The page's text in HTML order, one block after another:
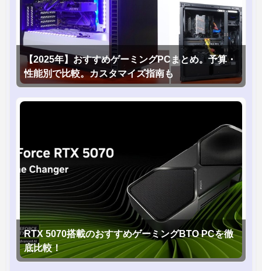
【2025年】おすすめゲーミングPCまとめ。予算・
性能別で比較。カスタマイズ指南も
RTX 5070搭載のおすすめゲーミングBTO PCを徹
底比較！